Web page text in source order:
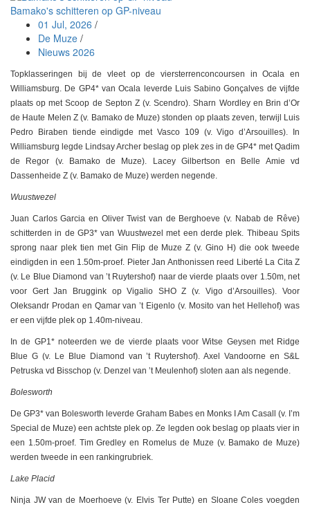
Bamako's schitteren op GP-niveau
01 Jul, 2026 /
De Muze /
Nieuws 2026
Topklasseringen bij de vleet op de viersterrenconcoursen in Ocala en
Williamsburg. De GP4* van Ocala leverde Luis Sabino Gonçalves de vijfde
plaats op met Scoop de Septon Z (v. Scendro). Sharn Wordley en Brin d’Or
de Haute Melen Z (v. Bamako de Muze) stonden op plaats zeven, terwijl Luis
Pedro Biraben tiende eindigde met Vasco 109 (v. Vigo d’Arsouilles). In
Williamsburg legde Lindsay Archer beslag op plek zes in de GP4* met Qadim
de Regor (v. Bamako de Muze). Lacey Gilbertson en Belle Amie vd
Dassenheide Z (v. Bamako de Muze) werden negende.
Wuustwezel
Juan Carlos Garcia en Oliver Twist van de Berghoeve (v. Nabab de Rêve)
schitterden in de GP3* van Wuustwezel met een derde plek. Thibeau Spits
sprong naar plek tien met Gin Flip de Muze Z (v. Gino H) die ook tweede
eindigden in een 1.50m-proef. Pieter Jan Anthonissen reed Liberté La Cita Z
(v. Le Blue Diamond van ’t Ruytershof) naar de vierde plaats over 1.50m, net
voor Gert Jan Bruggink op Vigalio SHO Z (v. Vigo d’Arsouilles). Voor
Oleksandr Prodan en Qamar van ’t Eigenlo (v. Mosito van het Hellehof) was
er een vijfde plek op 1.40m-niveau.
In de GP1* noteerden we de vierde plaats voor Witse Geysen met Ridge
Blue G (v. Le Blue Diamond van ’t Ruytershof). Axel Vandoorne en S&L
Petruska vd Bisschop (v. Denzel van ’t Meulenhof) sloten aan als negende.
Bolesworth
De GP3* van Bolesworth leverde Graham Babes en Monks I Am Casall (v. I’m
Special de Muze) een achtste plek op. Ze legden ook beslag op plaats vier in
een 1.50m-proef. Tim Gredley en Romelus de Muze (v. Bamako de Muze)
werden tweede in een rankingrubriek.
Lake Placid
Ninja JW van de Moerhoeve (v. Elvis Ter Putte) en Sloane Coles voegden